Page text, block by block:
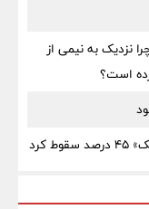
چرا نزدیک به نیمی از
است؟